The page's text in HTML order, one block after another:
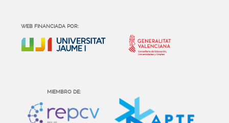
WEB FINANCIADA POR:
MIEMBRO DE: